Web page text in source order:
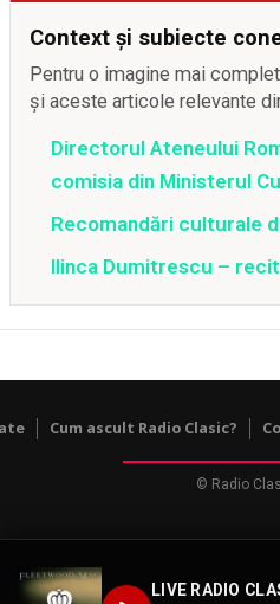
LIVE RADIO
Context și subiecte
Pentru o imagine mai
și aceste articole relevante
Directorul Ateneului
comisia din Ministerul
Recomandări culturale
Ilinca Dumitrescu –
Cum ascult Radio Clasic?
© Radio